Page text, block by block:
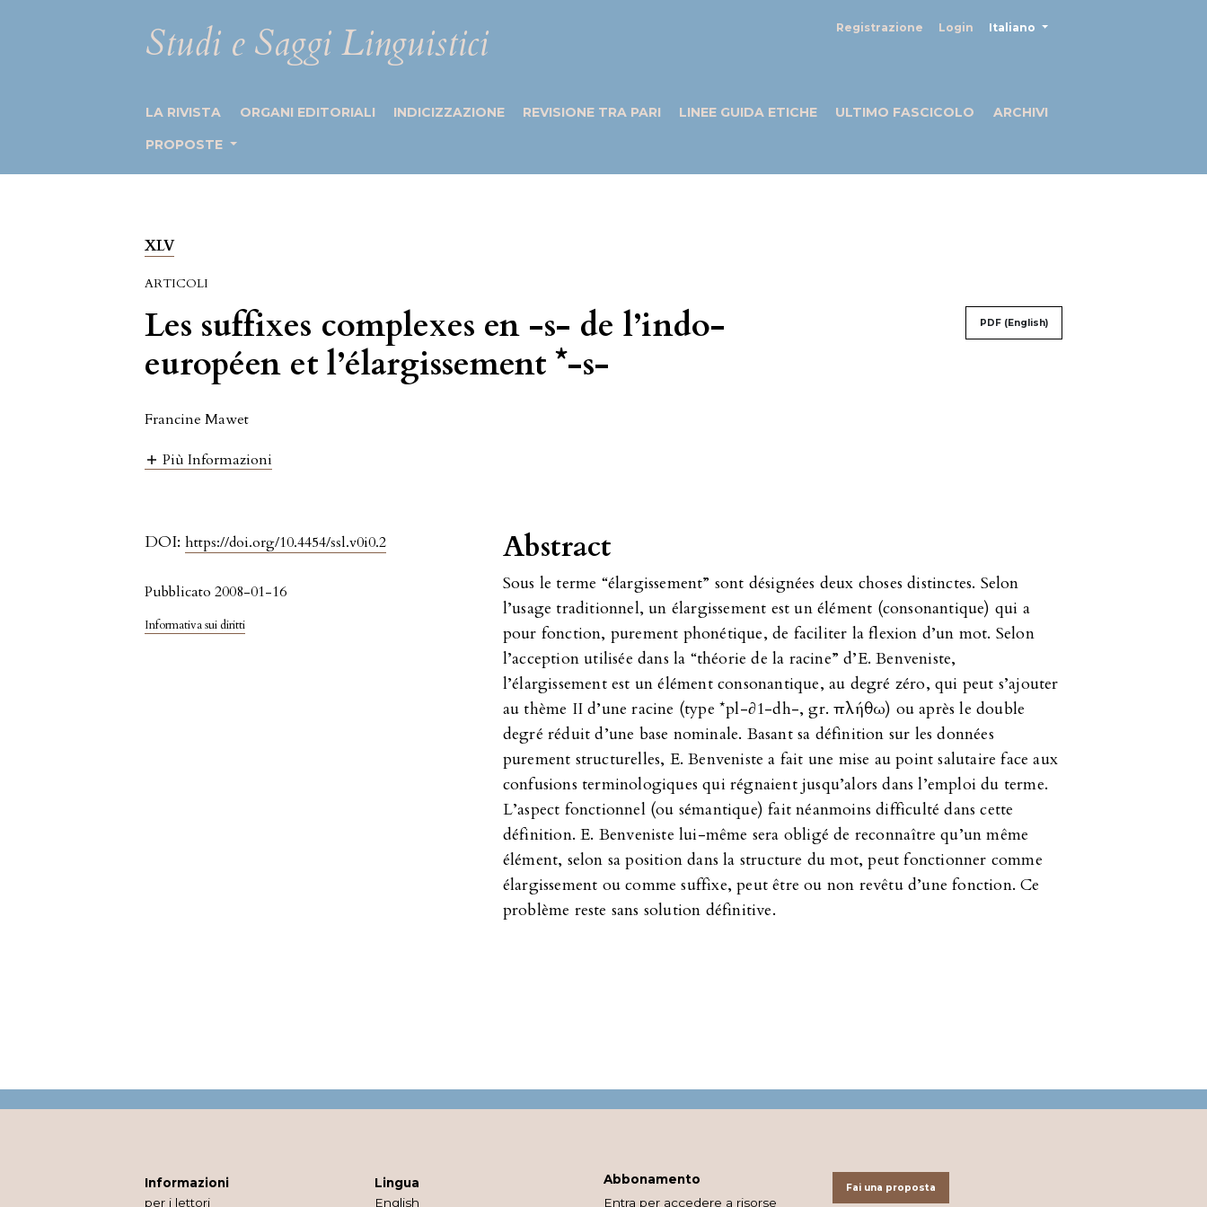
Studi e Saggi Linguistici Registrazione Login Italiano
LA RIVISTA ORGANI EDITORIALI INDICIZZAZIONE REVISIONE TRA PARI LINEE GUIDA ETICHE ULTIMO FASCICOLO
ARCHIVI
PROPOSTE
XLV
ARTICOLI
Les suffixes complexes en -s- de l’indo-
européen et l’élargissement *-s-
PDF (English)
Francine Mawet
Più Informazioni
DOI:https://doi.org/10.4454/ssl.v0i0.2
Pubblicato 2008-01-16
Informativa sui diritti
Abstract
Sous le terme “élargissement” sont désignées deux choses distinctes. Selon
l’usage traditionnel, un élargissement est un élément (consonantique) qui a
pour fonction, purement phonétique, de faciliter la flexion d’un mot. Selon
l’acception utilisée dans la “théorie de la racine” d’E. Benveniste,
l’élargissement est un élément consonantique, au degré zéro, qui peut s’ajouter
au thème II d’une racine (type *pl-∂1-dh-, gr. πλήθω) ou après le double
degré réduit d’une base nominale. Basant sa définition sur les données
purement structurelles, E. Benveniste a fait une mise au point salutaire face aux
confusions terminologiques qui régnaient jusqu’alors dans l’emploi du terme.
L’aspect fonctionnel (ou sémantique) fait néanmoins difficulté dans cette
définition. E. Benveniste lui-même sera obligé de reconnaître qu’un même
élément, selon sa position dans la structure du mot, peut fonctionner comme
élargissement ou comme suffixe, peut être ou non revêtu d’une fonction. Ce
problème reste sans solution définitive.
Informazioni
per i lettori
Lingua
English
Abbonamento
Entra per accedere a risorse
Fai una proposta